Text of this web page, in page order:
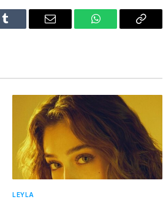
Tumblr Email WhatsAppCopy
LEYLA